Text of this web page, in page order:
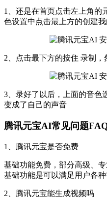
1、还是在首页点击左上角的
色设置中点击最上方的创建
2、点击最下方的按住 录制
3、录好了以后，上面的音色
变成了自己的声音
腾讯元宝AI常见问题
1、腾讯元宝是否免费
基础功能免费，部分高级、
基础功能是可以满足用户各
2、腾讯元宝能生成视频吗